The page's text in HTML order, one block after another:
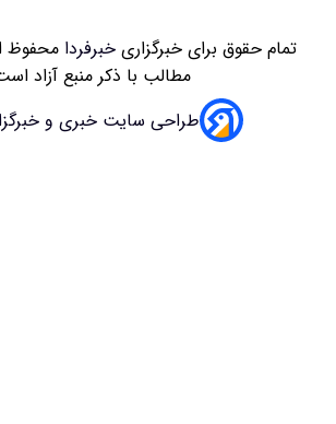
خبرفردامحفوظ است. استفاده از
با ذکر منبع آزاد است
خبری و خبرگزاری آسام